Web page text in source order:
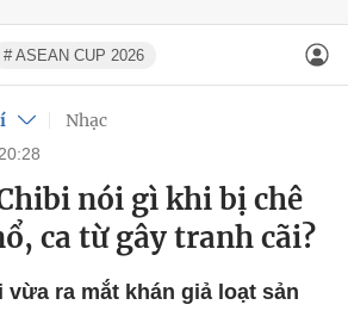
# ASEAN CUP 2026
Nhạc
nói gì khi bị chê
ca từ gây tranh cãi?
vừa ra mắt khán giả loạt sản